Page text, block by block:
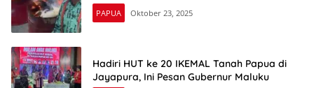
PAPUA Oktober 23, 2025
Hadiri HUT ke 20 IKEMAL Tanah Papua di
Jayapura, Ini Pesan Gubernur Maluku